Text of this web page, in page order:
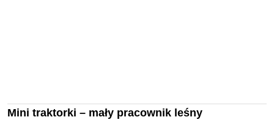
Mini traktorki – mały pracownik leśny